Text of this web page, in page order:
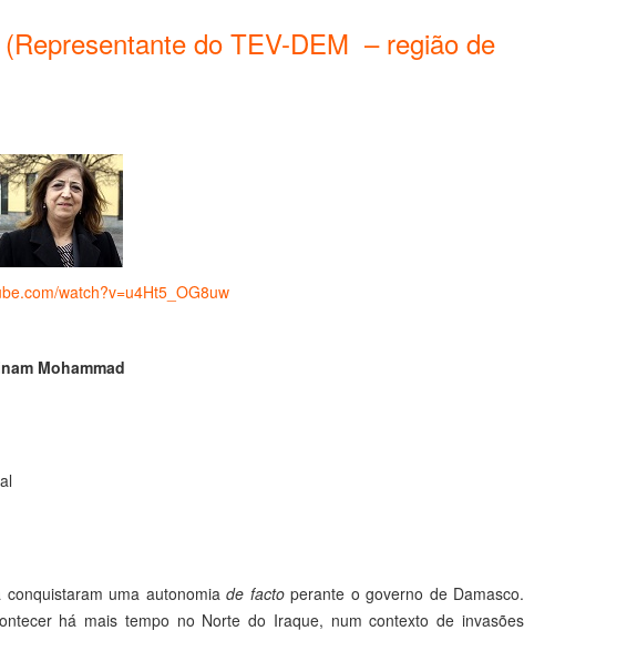
do TEV-DEM – região de
watch?v=u4Ht5_OG8uw
Mohammad
uma autonomia de facto perante o governo de Damasco.
há mais tempo no Norte do Iraque, num contexto de invasões